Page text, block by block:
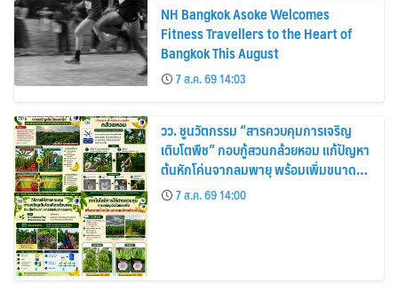
NH Bangkok Asoke Welcomes
Fitness Travellers to the Heart of
Bangkok This August
7 ส.ค. 69 14:03
วว. ชูนวัตกรรม “สารควบคุมการเจริญ
เติบโตพืช” กอบกู้สวนกล้วยหอม แก้ปัญหา
ต้นหักโค่นจากลมพายุ พร้อมเพิ่มขนาด
ผลผลิต-เพิ่มรายได้เกษตรกรไทย 20–
25%
7 ส.ค. 69 14:00